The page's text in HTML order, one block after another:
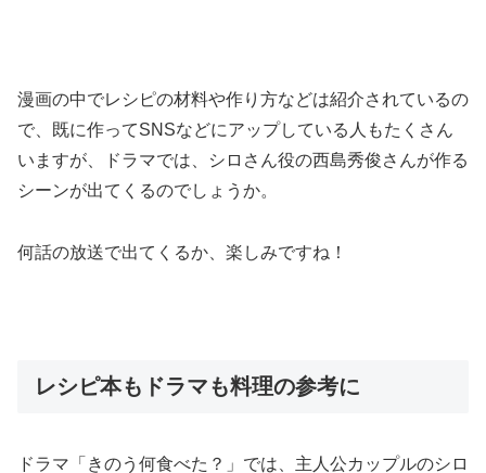
漫画の中でレシピの材料や作り方などは紹介されているの
で、既に作ってSNSなどにアップしている人もたくさん
いますが、ドラマでは、シロさん役の西島秀俊さんが作る
シーンが出てくるのでしょうか。
何話の放送で出てくるか、楽しみですね！
レシピ本もドラマも料理の参考に
ドラマ「きのう何食べた？」では、主人公カップルのシロ